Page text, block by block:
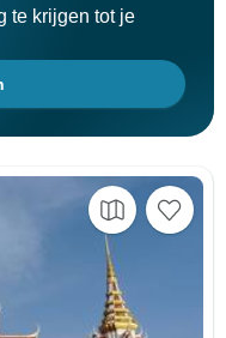
te krijgen tot je